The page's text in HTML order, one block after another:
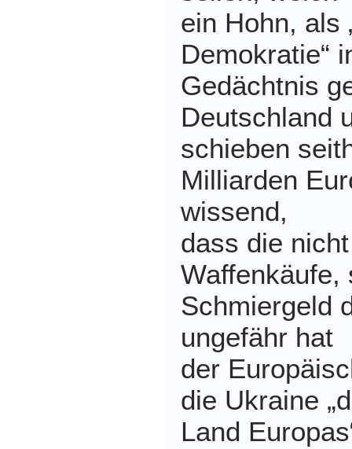
ein Hohn, als
Demokratie“
Gedächtnis
Deutschland
schieben
Milliarden
wissend,
dass die
Waffenkäufe,
Schmiergeld
ungefähr hat
der
die Ukraine
Land